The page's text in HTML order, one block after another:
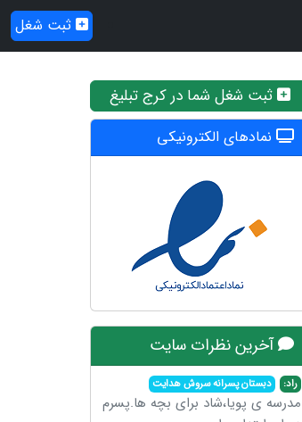
ثبت شغل
ثبت شغل شما در کرج تبلیغ
نمادهای الکترونیکی
آخرین نظرات سایت
راد: دبستان پسرانه سروش هدایت
مدرسه ی پویا،شاد برای بچه ها.پسرم